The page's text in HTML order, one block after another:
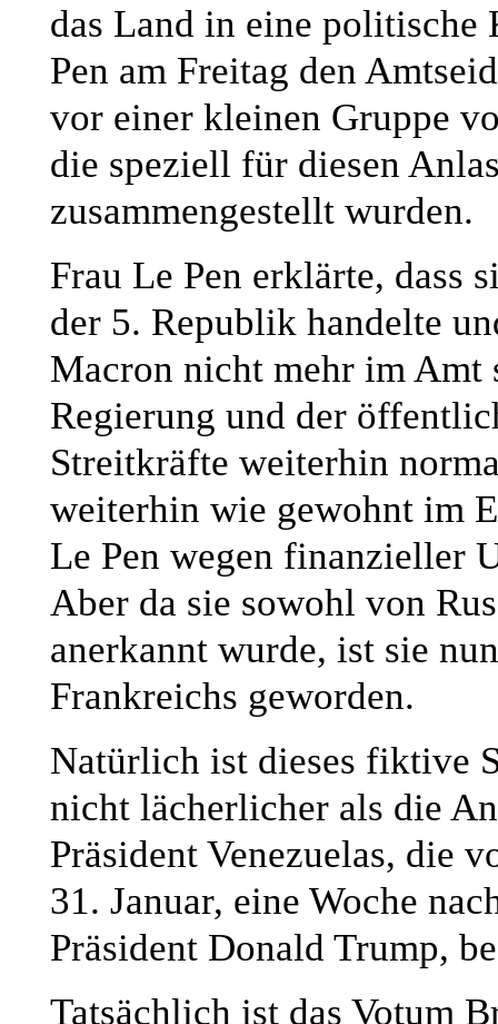
das Land in eine politische
Pen am Freitag den
vor einer kleinen Gruppe
die speziell für diesen
zusammengestellt wurden.
Frau Le Pen erklärte, dass
der 5. Republik handelte
Macron nicht mehr im Amt
Regierung und der
Streitkräfte weiterhin
weiterhin wie gewohnt im
Le Pen wegen finanzieller
Aber da sie sowohl von
anerkannt wurde, ist sie
Frankreichs geworden.
Natürlich ist dieses fiktive
nicht lächerlicher als die
Präsident Venezuelas, die
31. Januar, eine Woche
Präsident Donald Trump,
Tatsächlich ist das Votum